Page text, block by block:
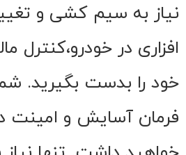
نیاز به سیم کشی و
افزاری در خودرو،کنترل
فرمان آسایش و امینت